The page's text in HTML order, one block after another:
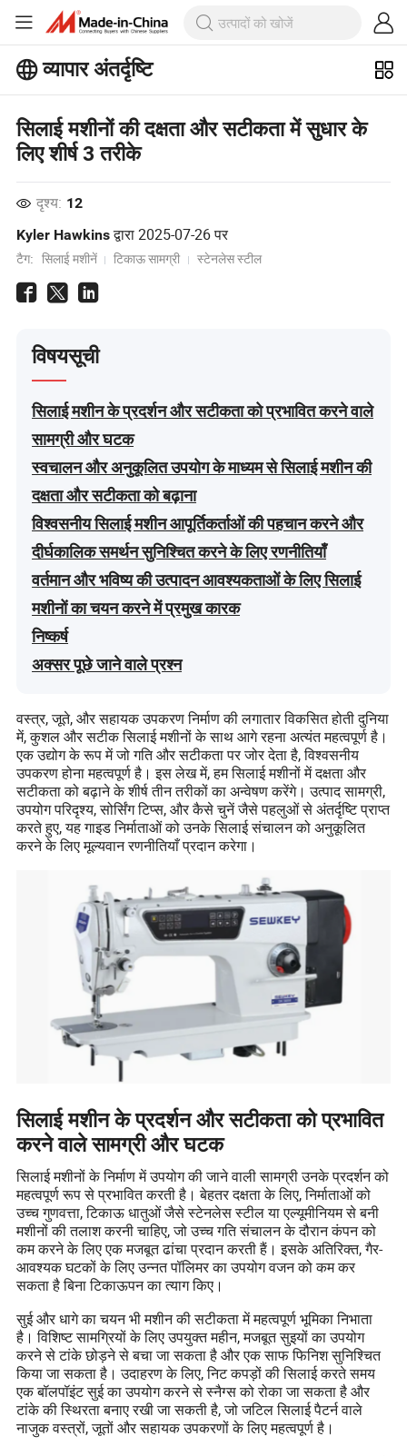
व्यापार अंतर्दृष्टि
सिलाई मशीनों की दक्षता और सटीकता में सुधार के
लिए शीर्ष 3 तरीके
दृश्य: 12
Kyler Hawkinsद्वारा2025-07-26पर
टैग: सिलाई मशीनें टिकाऊ सामग्री स्टेनलेस स्टील
विषयसूची
सिलाई मशीन के प्रदर्शन और सटीकता को प्रभावित करने वाले
सामग्री और घटक
स्वचालन और अनुकूलित उपयोग के माध्यम से सिलाई मशीन की
दक्षता और सटीकता को बढ़ाना
विश्वसनीय सिलाई मशीन आपूर्तिकर्ताओं की पहचान करने और
दीर्घकालिक समर्थन सुनिश्चित करने के लिए रणनीतियाँ
वर्तमान और भविष्य की उत्पादन आवश्यकताओं के लिए सिलाई
मशीनों का चयन करने में प्रमुख कारक
निष्कर्ष
अक्सर पूछे जाने वाले प्रश्न
वस्त्र, जूते, और सहायक उपकरण निर्माण की लगातार विकसित होती दुनिया
में, कुशल और सटीक सिलाई मशीनों के साथ आगे रहना अत्यंत महत्वपूर्ण है।
एक उद्योग के रूप में जो गति और सटीकता पर जोर देता है, विश्वसनीय
उपकरण होना महत्वपूर्ण है। इस लेख में, हम सिलाई मशीनों में दक्षता और
सटीकता को बढ़ाने के शीर्ष तीन तरीकों का अन्वेषण करेंगे। उत्पाद सामग्री,
उपयोग परिदृश्य, सोर्सिंग टिप्स, और कैसे चुनें जैसे पहलुओं से अंतर्दृष्टि प्राप्त
करते हुए, यह गाइड निर्माताओं को उनके सिलाई संचालन को अनुकूलित
करने के लिए मूल्यवान रणनीतियाँ प्रदान करेगा।
सिलाई मशीन के प्रदर्शन और सटीकता को प्रभावित
करने वाले सामग्री और घटक
सिलाई मशीनों के निर्माण में उपयोग की जाने वाली सामग्री उनके प्रदर्शन को
महत्वपूर्ण रूप से प्रभावित करती है। बेहतर दक्षता के लिए, निर्माताओं को
उच्च गुणवत्ता, टिकाऊ धातुओं जैसे स्टेनलेस स्टील या एल्यूमीनियम से बनी
मशीनों की तलाश करनी चाहिए, जो उच्च गति संचालन के दौरान कंपन को
कम करने के लिए एक मजबूत ढांचा प्रदान करती हैं। इसके अतिरिक्त, गैर-
आवश्यक घटकों के लिए उन्नत पॉलिमर का उपयोग वजन को कम कर
सकता है बिना टिकाऊपन का त्याग किए।
सुई और धागे का चयन भी मशीन की सटीकता में महत्वपूर्ण भूमिका निभाता
है। विशिष्ट सामग्रियों के लिए उपयुक्त महीन, मजबूत सुइयों का उपयोग
करने से टांके छोड़ने से बचा जा सकता है और एक साफ फिनिश सुनिश्चित
किया जा सकता है। उदाहरण के लिए, निट कपड़ों की सिलाई करते समय
एक बॉलपॉइंट सुई का उपयोग करने से स्नैग्स को रोका जा सकता है और
टांके की स्थिरता बनाए रखी जा सकती है, जो जटिल सिलाई पैटर्न वाले
नाजुक वस्त्रों, जूतों और सहायक उपकरणों के लिए महत्वपूर्ण है।